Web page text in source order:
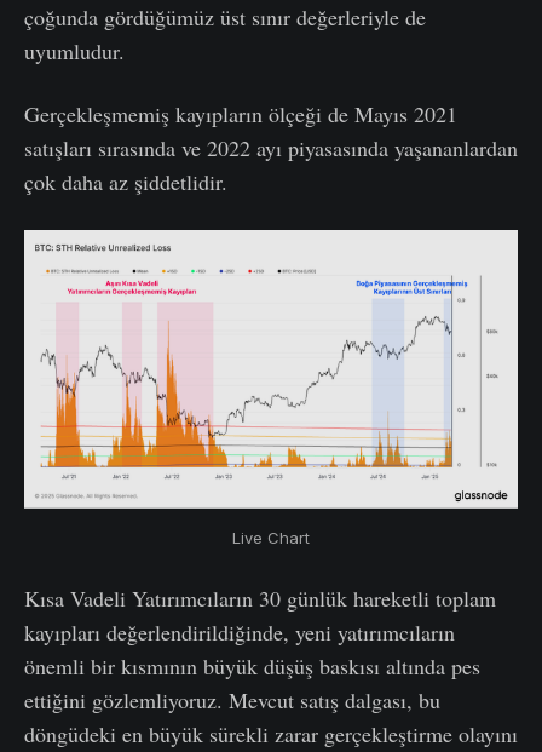
çoğunda gördüğümüz üst sınır değerleriyle de
uyumludur.
Gerçekleşmemiş kayıpların ölçeği de Mayıs 2021
satışları sırasında ve 2022 ayı piyasasında yaşananlardan
çok daha az şiddetlidir.
Live Chart
Kısa Vadeli Yatırımcıların 30 günlük hareketli toplam
kayıpları değerlendirildiğinde, yeni yatırımcıların
önemli bir kısmının büyük düşüş baskısı altında pes
ettiğini gözlemliyoruz. Mevcut satış dalgası, bu
döngüdeki en büyük sürekli zarar gerçekleştirme olayını